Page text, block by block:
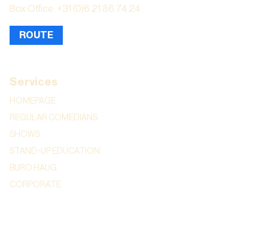
Box Office: +31 (0)6 21 86 74 24
ROUTE
Services
HOMEPAGE
REGULAR COMEDIANS
SHOWS
STAND-UP EDUCATION
BURO HAUG
CORPORATE